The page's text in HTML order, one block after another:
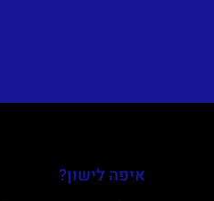
איפה לישון?